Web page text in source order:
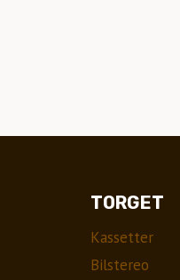
TORGET
Kassetter
Bilstereo